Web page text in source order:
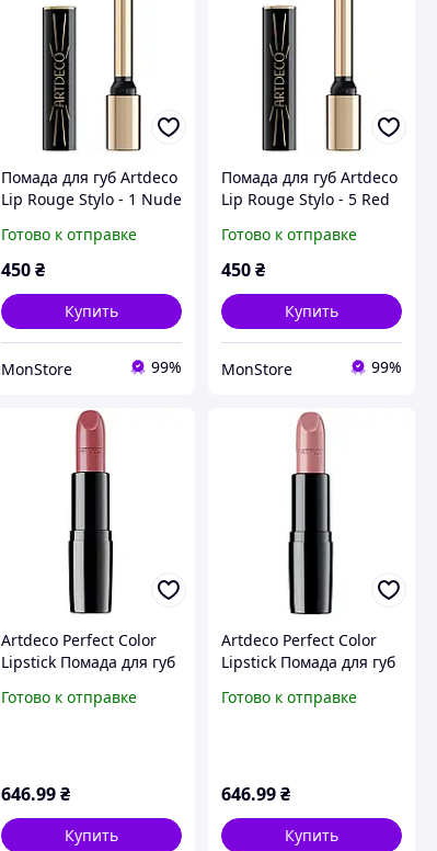
Помада для губ Artdeco
Lip Rouge Stylo - 1 Nude
(4052136263459)
Готово к отправке
450 ₴
Купить
MonStore 99%
Помада для губ Artdeco
Lip Rouge Stylo - 5 Red
(4052136263466)
Готово к отправке
450₴
Купить
MonStore 99%
Artdeco Perfect Color
Lipstick Помада для губ
Готово к отправке
646.99 ₴
Купить
Artdeco Perfect Color
Lipstick Помада для губ
Готово к отправке
646.99₴
Купить